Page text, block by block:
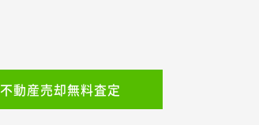
不動産売却無料査定